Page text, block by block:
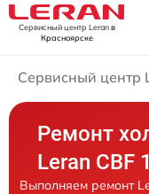
Сервисный центр Leranв
Красноярске
Сервисный центр
Ремонт
Leran CBF
Выполняем ремонт